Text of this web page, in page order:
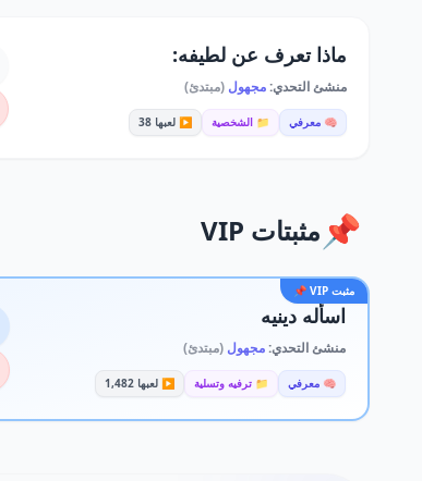
ماذا تعرف عن لطيفه:
منشئ التحدي:مجهول (مبتدئ)
🧠 معرفي 📁 الشخصية ▶️ لعبها 38
📌 مثبتات VIP
مثبت VIP 📌
اسأله دينيه
منشئ التحدي:مجهول (مبتدئ)
🧠 معرفي 📁 ترفيه وتسلية ▶️ لعبها 1,482